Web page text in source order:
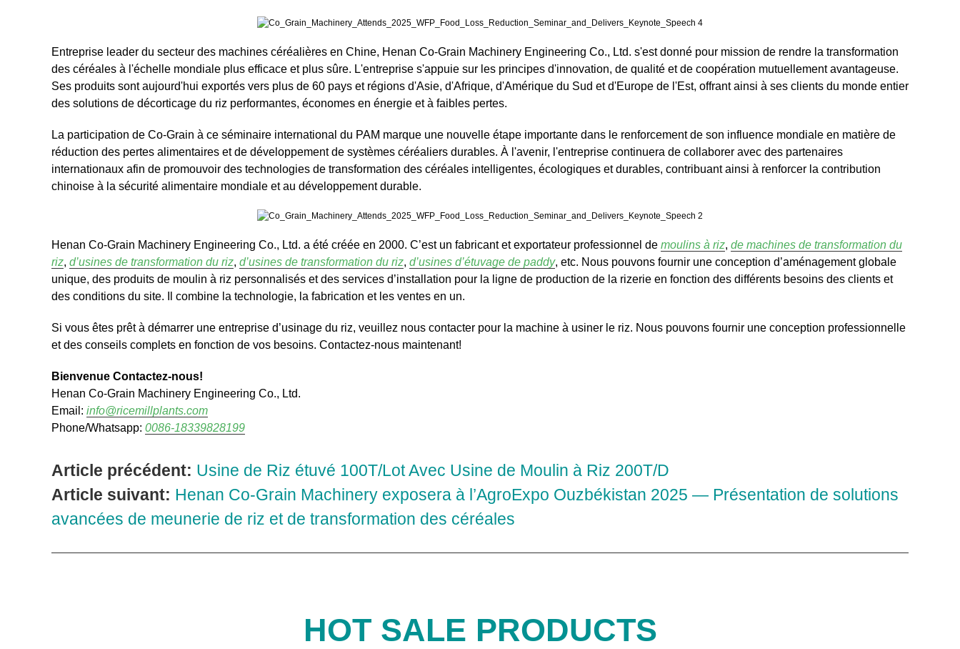
Entreprise leader du secteur des machines céréalières en Chine, Henan Co-Grain Machinery Engineering Co., Ltd. s'est donné pour mission de rendre la transformation
des céréales à l'échelle mondiale plus efficace et plus sûre. L'entreprise s'appuie sur les principes d'innovation, de qualité et de coopération mutuellement avantageuse.
Ses produits sont aujourd'hui exportés vers plus de 60 pays et régions d'Asie, d'Afrique, d'Amérique du Sud et d'Europe de l'Est, offrant ainsi à ses clients du monde entier
des solutions de décorticage du riz performantes, économes en énergie et à faibles pertes.
La participation de Co-Grain à ce séminaire international du PAM marque une nouvelle étape importante dans le renforcement de son influence mondiale en matière de
réduction des pertes alimentaires et de développement de systèmes céréaliers durables. À l'avenir, l'entreprise continuera de collaborer avec des partenaires
internationaux afin de promouvoir des technologies de transformation des céréales intelligentes, écologiques et durables, contribuant ainsi à renforcer la contribution
chinoise à la sécurité alimentaire mondiale et au développement durable.
Henan Co-Grain Machinery Engineering Co., Ltd. a été créée en 2000. C’est un fabricant et exportateur professionnel de moulins à riz, de machines de transformation du
riz, d’usines de transformation du riz, d’usines de transformation du riz, d’usines d’étuvage de paddy, etc. Nous pouvons fournir une conception d’aménagement globale
unique, des produits de moulin à riz personnalisés et des services d’installation pour la ligne de production de la rizerie en fonction des différents besoins des clients et
des conditions du site. Il combine la technologie, la fabrication et les ventes en un.
Si vous êtes prêt à démarrer une entreprise d’usinage du riz, veuillez nous contacter pour la machine à usiner le riz. Nous pouvons fournir une conception professionnelle
et des conseils complets en fonction de vos besoins. Contactez-nous maintenant!
Bienvenue Contactez-nous!
Henan Co-Grain Machinery Engineering Co., Ltd.
Email: info@ricemillplants.com
Phone/Whatsapp: 0086-18339828199
Article précédent: Usine de Riz étuvé 100T/Lot Avec Usine de Moulin à Riz 200T/D
Article suivant: Henan Co-Grain Machinery exposera à l’AgroExpo Ouzbékistan 2025 — Présentation de solutions
avancées de meunerie de riz et de transformation des céréales
HOT SALE PRODUCTS